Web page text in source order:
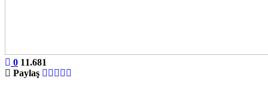
0 11.681
Paylaş